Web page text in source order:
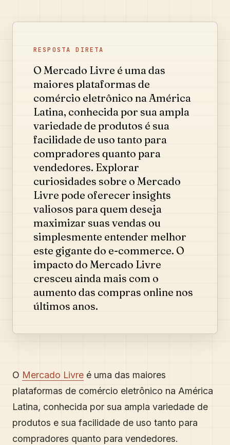
RESPOSTA DIRETA
O Mercado Livre é uma das
maiores plataformas de
comércio eletrônico na América
Latina, conhecida por sua ampla
variedade de produtos é sua
facilidade de uso tanto para
compradores quanto para
vendedores. Explorar
curiosidades sobre o Mercado
Livre pode oferecer insights
valiosos para quem deseja
maximizar suas vendas ou
simplesmente entender melhor
este gigante do e-commerce. O
impacto do Mercado Livre
cresceu ainda mais com o
aumento das compras online nos
últimos anos.
O Mercado Livre é uma das maiores
plataformas de comércio eletrônico na América
Latina, conhecida por sua ampla variedade de
produtos e sua facilidade de uso tanto para
compradores quanto para vendedores.